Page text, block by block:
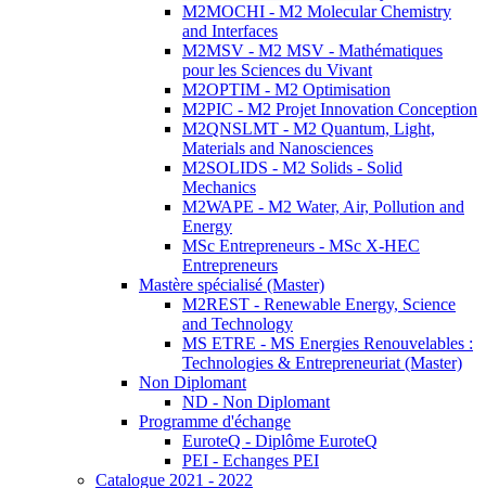
M2MOCHI - M2 Molecular Chemistry
and Interfaces
M2MSV - M2 MSV - Mathématiques
pour les Sciences du Vivant
M2OPTIM - M2 Optimisation
M2PIC - M2 Projet Innovation Conception
M2QNSLMT - M2 Quantum, Light,
Materials and Nanosciences
M2SOLIDS - M2 Solids - Solid
Mechanics
M2WAPE - M2 Water, Air, Pollution and
Energy
MSc Entrepreneurs - MSc X-HEC
Entrepreneurs
Mastère spécialisé (Master)
M2REST - Renewable Energy, Science
and Technology
MS ETRE - MS Energies Renouvelables :
Technologies & Entrepreneuriat (Master)
Non Diplomant
ND - Non Diplomant
Programme d'échange
EuroteQ - Diplôme EuroteQ
PEI - Echanges PEI
Catalogue 2021 - 2022